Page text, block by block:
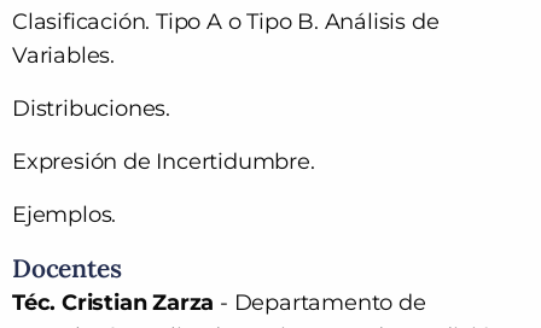
Clasificación. Tipo A o Tipo B. Análisis de
Variables.
Distribuciones.
Expresión de Incertidumbre.
Ejemplos.
Docentes
Téc. Cristian Zarza - Departamento de